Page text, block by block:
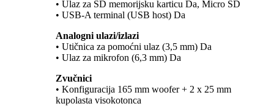
• Ulaz za SD memorijsku karticu Da, Micro SD
• USB-A terminal (USB host) Da
Analogni ulazi/izlazi
• Utičnica za pomoćni ulaz (3,5 mm) Da
• Ulaz za mikrofon (6,3 mm) Da
Zvučnici
• Konfiguracija 165 mm woofer + 2 x 25 mm
kupolasta visokotonca